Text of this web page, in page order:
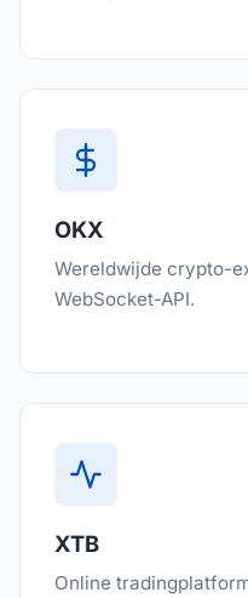
OKX
Wereldwijde crypto-
WebSocket-API.
XTB
Online